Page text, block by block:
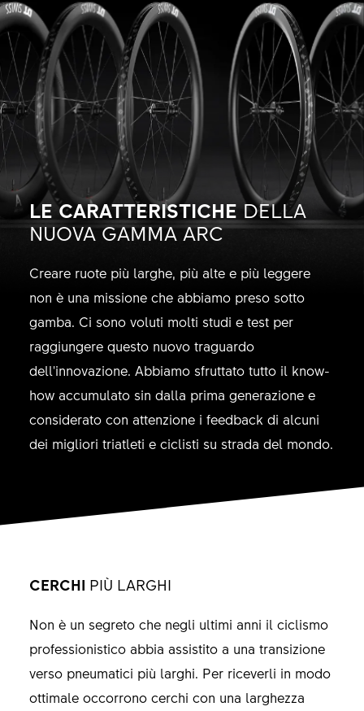
LE CARATTERISTICHEDELLA
NUOVA GAMMA ARC
Creare ruote più larghe, più alte e più leggere
non è una missione che abbiamo preso sotto
gamba. Ci sono voluti molti studi e test per
raggiungere questo nuovo traguardo
dell'innovazione. Abbiamo sfruttato tutto il know-
how accumulato sin dalla prima generazione e
considerato con attenzione i feedback di alcuni
dei migliori triatleti e ciclisti su strada del mondo.
CERCHI PIÙ LARGHI
Non è un segreto che negli ultimi anni il ciclismo
professionistico abbia assistito a una transizione
verso pneumatici più larghi. Per riceverli in modo
ottimale occorrono cerchi con una larghezza